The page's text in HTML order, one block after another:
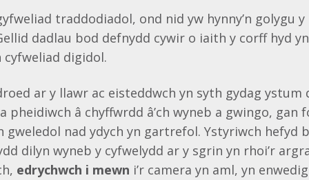
traddodiadol, ond nid yw hynny’n golygu
dadlau bod defnydd cywir o iaith y corff hyd
cyfweliad digidol.
ar y llawr ac eisteddwch yn syth gydag ystum
pheidiwch â chyffwrdd â’ch wyneb a gwingo, gan
gweledol nad ydych yn gartrefol. Ystyriwch hefyd
dilyn wyneb y cyfwelydd ar y sgrin yn rhoi’r
edrychwch i mewn i’r camera yn aml, yn